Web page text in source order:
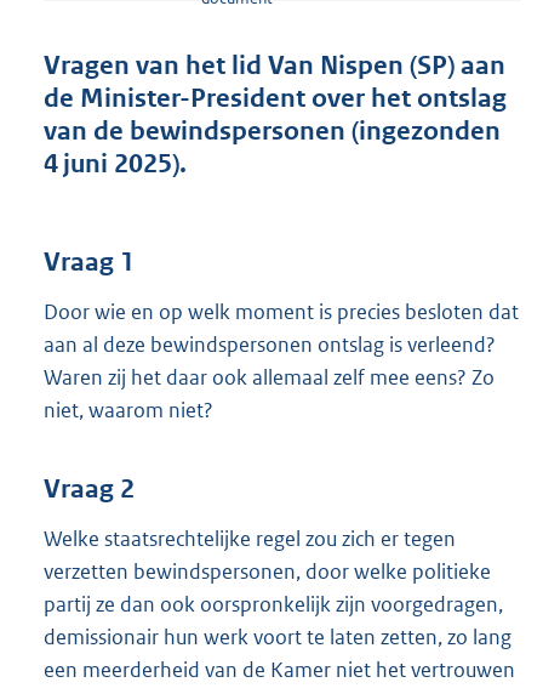
n
d
s
g
:
4
K
Vragen van het lid Van Nispen (SP) aan
de Minister-President over het ontslag
van de bewindspersonen (ingezonden
4 juni 2025).
Vraag 1
Door wie en op welk moment is precies besloten dat
aan al deze bewindspersonen ontslag is verleend?
Waren zij het daar ook allemaal zelf mee eens? Zo
niet, waarom niet?
Vraag 2
Welke staatsrechtelijke regel zou zich er tegen
verzetten bewindspersonen, door welke politieke
partij ze dan ook oorspronkelijk zijn voorgedragen,
demissionair hun werk voort te laten zetten, zo lang
een meerderheid van de Kamer niet het vertrouwen